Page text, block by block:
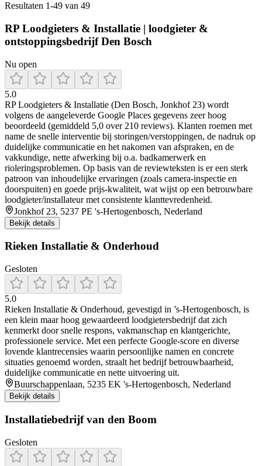
Resultaten 1-49 van 49
RP Loodgieters & Installatie | loodgieter &
ontstoppingsbedrijf Den Bosch
Nu open
5.0
RP Loodgieters & Installatie (Den Bosch, Jonkhof 23) wordt
volgens de aangeleverde Google Places gegevens zeer hoog
beoordeeld (gemiddeld 5,0 over 210 reviews). Klanten roemen met
name de snelle interventie bij storingen/verstoppingen, de nadruk op
duidelijke communicatie en het nakomen van afspraken, en de
vakkundige, nette afwerking bij o.a. badkamerwerk en
rioleringsproblemen. Op basis van de reviewteksten is er een sterk
patroon van inhoudelijke ervaringen (zoals camera-inspectie en
doorspuiten) en goede prijs-kwaliteit, wat wijst op een betrouwbare
loodgieter/installateur met consistente klanttevredenheid.
Jonkhof 23, 5237 PE 's-Hertogenbosch, Nederland
Bekijk details
Rieken Installatie & Onderhoud
Gesloten
5.0
Rieken Installatie & Onderhoud, gevestigd in ’s‑Hertogenbosch, is
een klein maar hoog gewaardeerd loodgietersbedrijf dat zich
kenmerkt door snelle respons, vakmanschap en klantgerichte,
professionele service. Met een perfecte Google-score en diverse
lovende klantrecensies waarin persoonlijke namen en concrete
situaties genoemd worden, straalt het bedrijf betrouwbaarheid,
duidelijke communicatie en nette uitvoering uit.
Buurschappenlaan, 5235 EK 's-Hertogenbosch, Nederland
Bekijk details
Installatiebedrijf van den Boom
Gesloten